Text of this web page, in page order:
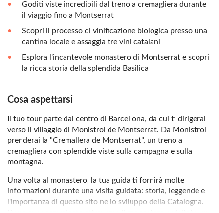
Goditi viste incredibili dal treno a cremagliera durante
il viaggio fino a Montserrat
Scopri il processo di vinificazione biologica presso una
cantina locale e assaggia tre vini catalani
Esplora l'incantevole monastero di Montserrat e scopri
la ricca storia della splendida Basilica
Cosa aspettarsi
Il tuo tour parte dal centro di Barcellona, da cui ti dirigerai
verso il villaggio di Monistrol de Montserrat. Da Monistrol
prenderai la "Cremallera de Montserrat", un treno a
cremagliera con splendide viste sulla campagna e sulla
montagna.
Una volta al monastero, la tua guida ti fornirà molte
informazioni durante una visita guidata: storia, leggende e
l'importanza di questo sito nello sviluppo della Catalogna.